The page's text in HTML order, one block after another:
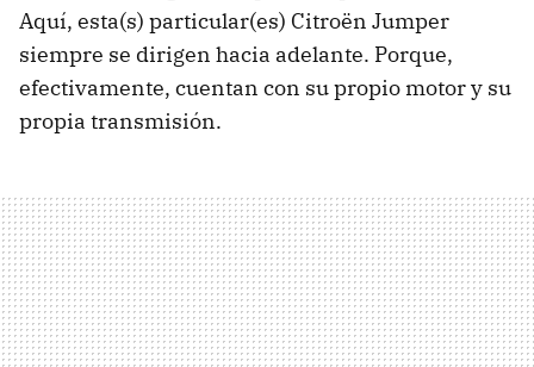
Aquí, esta(s) particular(es) Citroën Jumper
siempre se dirigen hacia adelante. Porque,
efectivamente, cuentan con su propio motor y su
propia transmisión.